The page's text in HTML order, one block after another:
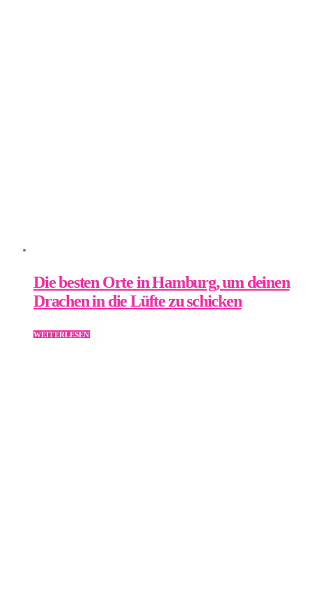
Die besten Orte in Hamburg, um deinen
Drachen in die Lüfte zu schicken
WEITERLESEN